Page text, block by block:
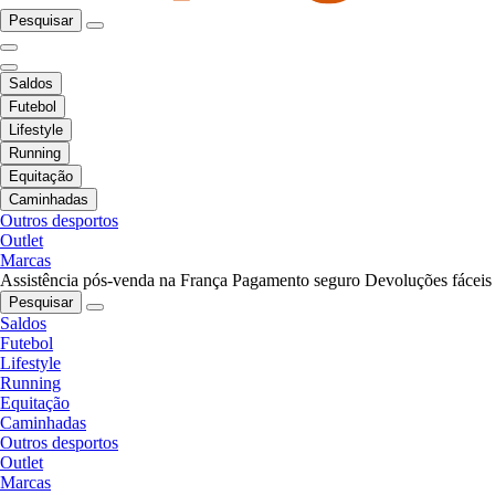
Pesquisar
Saldos
Futebol
Lifestyle
Running
Equitação
Caminhadas
Outros desportos
Outlet
Marcas
Assistência pós-venda na França Pagamento seguro Devoluções fáceis
Pesquisar
Saldos
Futebol
Lifestyle
Running
Equitação
Caminhadas
Outros desportos
Outlet
Marcas